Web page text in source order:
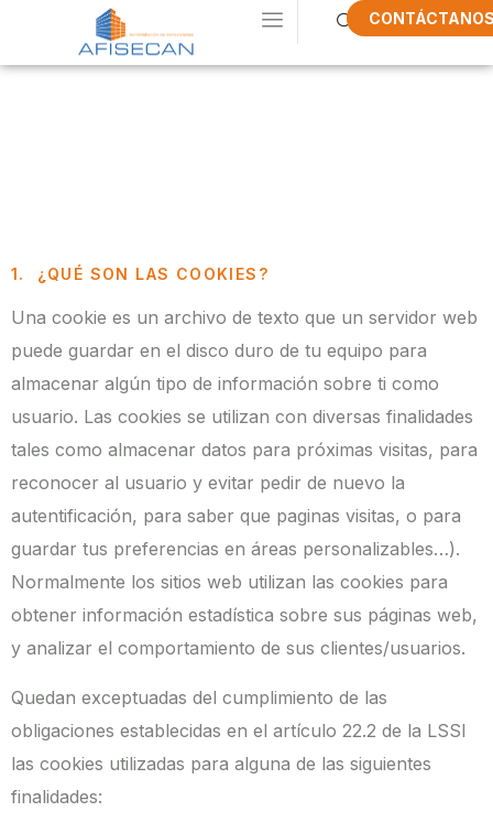
1. ¿QUÉ SON LAS COOKIES?
Una cookie es un archivo de texto que un servidor web
puede guardar en el disco duro de tu equipo para
almacenar algún tipo de información sobre ti como
usuario. Las cookies se utilizan con diversas finalidades
tales como almacenar datos para próximas visitas, para
reconocer al usuario y evitar pedir de nuevo la
autentificación, para saber que paginas visitas, o para
guardar tus preferencias en áreas personalizables…).
Normalmente los sitios web utilizan las cookies para
obtener información estadística sobre sus páginas web,
y analizar el comportamiento de sus clientes/usuarios.
Quedan exceptuadas del cumplimiento de las
obligaciones establecidas en el artículo 22.2 de la LSSI
las cookies utilizadas para alguna de las siguientes
finalidades: